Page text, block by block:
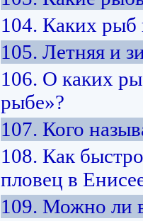
104. Каких
105. Летняя и
106. О каких
рыбе»?
107. Кого
108. Как
пловец в
109. Можно ли